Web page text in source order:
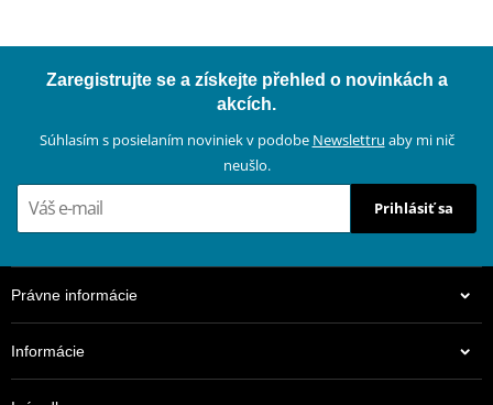
Zaregistrujte se a získejte přehled o novinkách a
akcích.
Súhlasím s posielaním noviniek v podobe Newslettru aby mi nič
neušlo.
Prihlásiť sa
Právne informácie
Informácie